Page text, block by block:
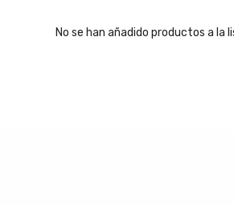
No se han añadido productos a la